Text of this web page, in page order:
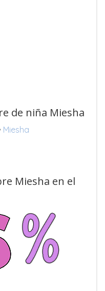
de niña Miesha
Miesha
Miesha en el